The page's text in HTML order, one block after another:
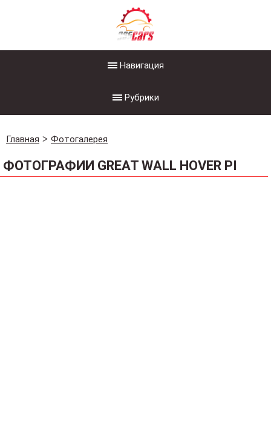
Навигация
Рубрики
Главная Фотогалерея
ФОТОГРАФИИ GREAT WALL HOVER PI